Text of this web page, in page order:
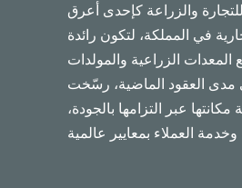
والزراعة كإحدى أعرق
في المملكة، لتكون رائدة
الزراعية والمولدات
مدى العقود الماضية، رسّخت
عبر التزامها بالجودة،